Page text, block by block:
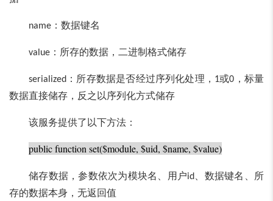
name ：数据键名
value ：所存的数据，二进制格式储存
serialized ：所存数据是否经过序列化处理， 1或0 ，标量
数据直接储存，反之以序列化方式储存
该服务提供了以下方法：
public function set($module, $uid, $name, $value)
储存数据，参数依次为模块名、用户id 、数据键名、所
存的数据本身，无返回值